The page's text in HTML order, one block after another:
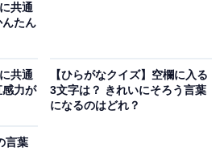
用して行う日本の伝統的な武道の
ください。
正解を見る
共通
んたん
共通
感力が
【ひらがなクイズ】空欄に入る
3文字は？ きれいにそろう言葉
になるのはどれ？
言葉